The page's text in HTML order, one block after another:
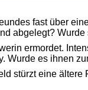
fast über
abgelegt?
ermordet.
es ihnen
stürzt eine